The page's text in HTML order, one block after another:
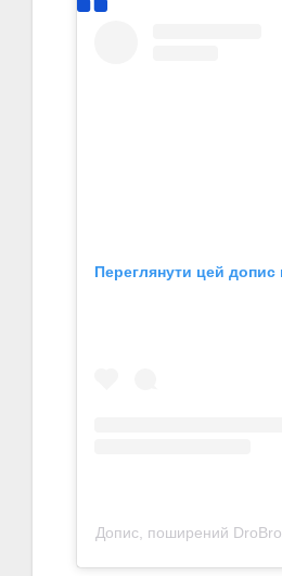
Переглянути цей допис
Допис, поширений